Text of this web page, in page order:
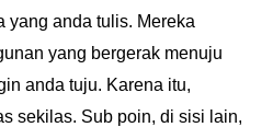
yang anda tulis. Mereka
yang bergerak menuju
anda tuju. Karena itu,
sekilas. Sub poin, di sisi lain,